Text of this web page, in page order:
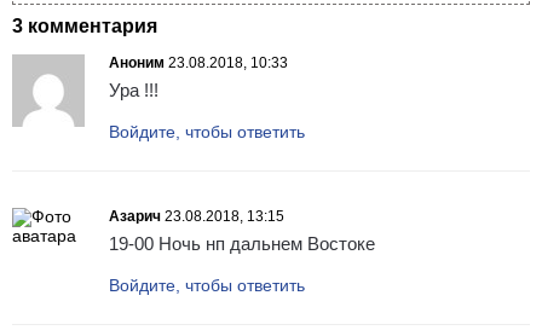
3 комментария
Аноним 23.08.2018, 10:33
Ура !!!
Войдите, чтобы ответить
Азарич 23.08.2018, 13:15
19-00 Ночь нп дальнем Востоке
Войдите, чтобы ответить